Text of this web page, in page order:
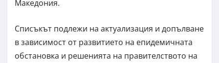
Македония.
Списъкът подлежи на актуализация и допълване
в зависимост от развитието на епидемичната
обстановка и решенията на правителството на